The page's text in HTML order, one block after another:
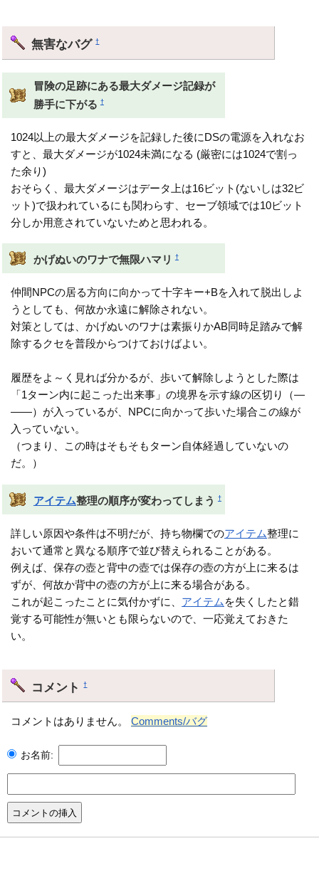
無害なバグ†
冒険の足跡にある最大ダメージ記録が
勝手に下がる †
1024以上の最大ダメージを記録した後にDSの電源を入れなお
すと、最大ダメージが1024未満になる (厳密には1024で割っ
た余り)
おそらく、最大ダメージはデータ上は16ビット(ないしは32ビ
ット)で扱われているにも関わらす、セーブ領域では10ビット
分しか用意されていないためと思われる。
かげぬいのワナで無限ハマリ †
仲間NPCの居る方向に向かって十字キー+Bを入れて脱出しよ
うとしても、何故か永遠に解除されない。
対策としては、かげぬいのワナは素振りかAB同時足踏みで解
除するクセを普段からつけておけばよい。
履歴をよ～く見れば分かるが、歩いて解除しようとした際は
「1ターン内に起こった出来事」の境界を示す線の区切り（―
――）が入っているが、NPCに向かって歩いた場合この線が
入っていない。
（つまり、この時はそもそもターン自体経過していないの
だ。）
アイテム整理の順序が変わってしまう †
詳しい原因や条件は不明だが、持ち物欄でのアイテム整理に
おいて通常と異なる順序で並び替えられることがある。
例えば、保存の壺と背中の壺では保存の壺の方が上に来るは
ずが、何故か背中の壺の方が上に来る場合がある。
これが起こったことに気付かずに、 アイテム を失くしたと錯
覚する可能性が無いとも限らないので、一応覚えておきた
い。
コメント†
コメントはありません。Comments/バグ
お名前: